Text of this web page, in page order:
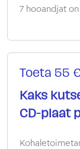
7 hooandjat
Toeta 55
Kaks
CD-plaat